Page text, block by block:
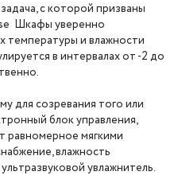
с которой призваны
Шкафы уверенно
температуры и влажности
в интервалах от -2 до
для созревания того или
блок управления,
равномерное мягкими
влажность
увлажнитель.